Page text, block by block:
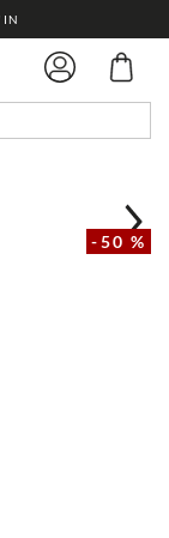
-50 %